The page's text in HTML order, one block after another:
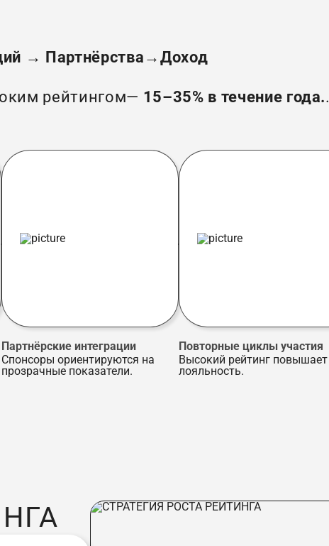
→ Партнёрства→Доход
рейтингом— 15–35% в течение года..
Партнёрские интеграции
Спонсоры ориентируются на
прозрачные показатели.
Повторные циклы участия
Высокий рейтинг повышает
лояльность.